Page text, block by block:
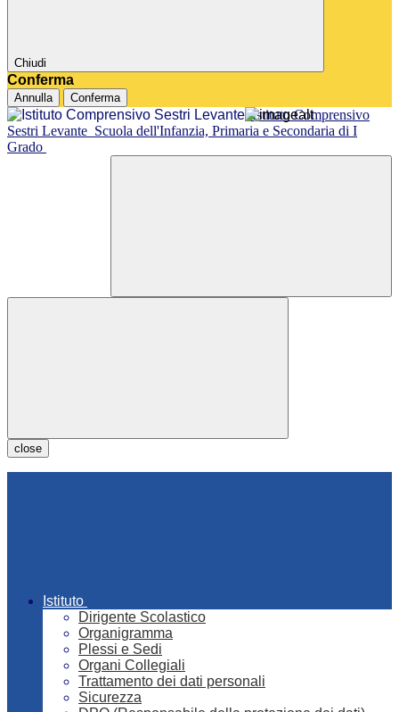
Chiudi
Conferma
Annulla Conferma
Istituto Comprensivo
Sestri Levante Scuola dell'Infanzia, Primaria e Secondaria di I
Grado
close
Istituto
Dirigente Scolastico
Organigramma
Plessi e Sedi
Organi Collegiali
Trattamento dei dati personali
Sicurezza